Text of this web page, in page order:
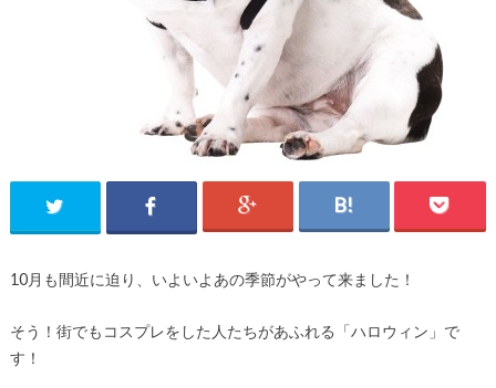
10月も間近に迫り、いよいよあの季節がやって来ました！
そう！街でもコスプレをした人たちがあふれる「ハロウィン」で
す！